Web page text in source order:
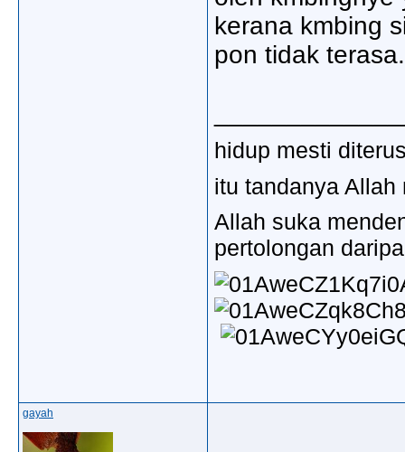
kerana kmbing
pon tidak
hidup mesti
itu tandanya
Allah suka
pertolongan
gayah